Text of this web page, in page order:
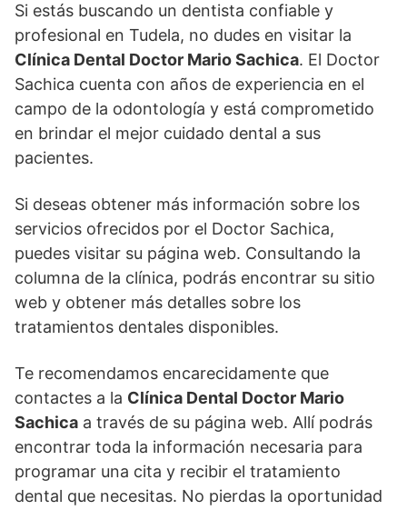
Si estás buscando un dentista confiable y
profesional en Tudela, no dudes en visitar la
Clínica Dental Doctor Mario Sachica. El Doctor
Sachica cuenta con años de experiencia en el
campo de la odontología y está comprometido
en brindar el mejor cuidado dental a sus
pacientes.
Si deseas obtener más información sobre los
servicios ofrecidos por el Doctor Sachica,
puedes visitar su página web. Consultando la
columna de la clínica, podrás encontrar su sitio
web y obtener más detalles sobre los
tratamientos dentales disponibles.
Te recomendamos encarecidamente que
contactes a la Clínica Dental Doctor Mario
Sachica a través de su página web. Allí podrás
encontrar toda la información necesaria para
programar una cita y recibir el tratamiento
dental que necesitas. No pierdas la oportunidad